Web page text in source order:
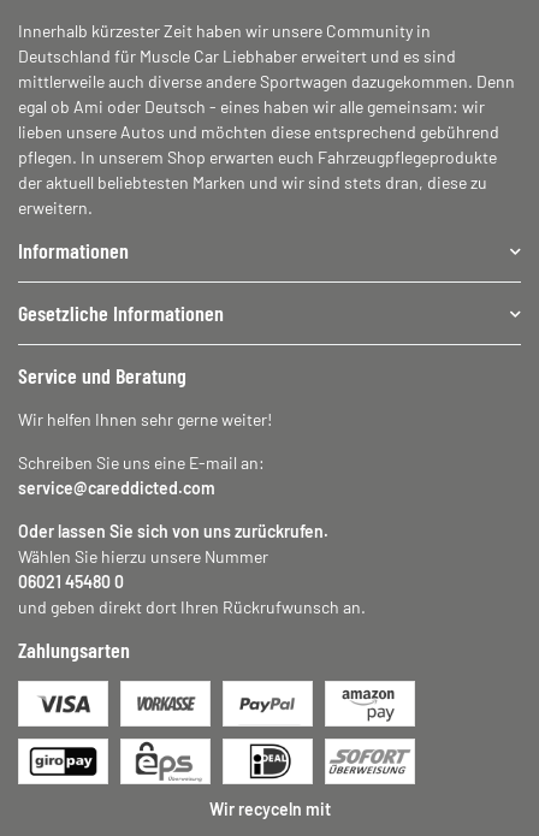
Innerhalb kürzester Zeit haben wir unsere Community in
Deutschland für Muscle Car Liebhaber erweitert und es sind
mittlerweile auch diverse andere Sportwagen dazugekommen. Denn
egal ob Ami oder Deutsch - eines haben wir alle gemeinsam: wir
lieben unsere Autos und möchten diese entsprechend gebührend
pflegen. In unserem Shop erwarten euch Fahrzeugpflegeprodukte
der aktuell beliebtesten Marken und wir sind stets dran, diese zu
erweitern.
Informationen
Gesetzliche Informationen
Service und Beratung
Wir helfen Ihnen sehr gerne weiter!
Schreiben Sie uns eine E-mail an:
service@careddicted.com
Oder lassen Sie sich von uns zurückrufen.
Wählen Sie hierzu unsere Nummer
06021 45480 0
und geben direkt dort Ihren Rückrufwunsch an.
Zahlungsarten
Wir recyceln mit